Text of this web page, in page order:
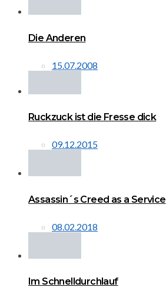
Die Anderen
15.07.2008
Ruckzuck ist die Fresse dick
09.12.2015
Assassin´s Creed as a Service
08.02.2018
Im Schnelldurchlauf